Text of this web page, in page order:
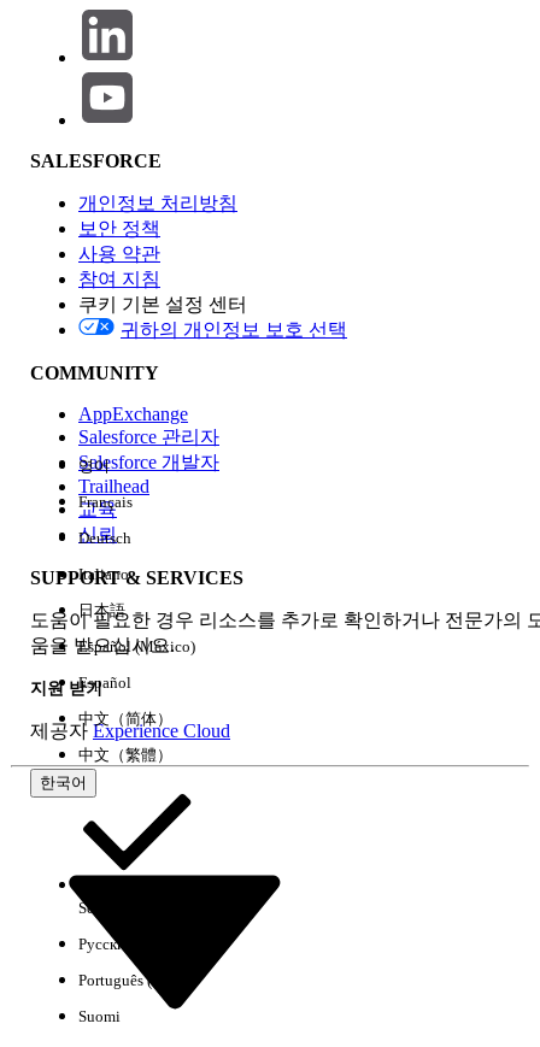
제품 영역
기능 영향
Edition
경험
SALESFORCE
개인정보 처리방침
보안 정책
사용 약관
참여 지침
쿠키 기본 설정 센터
귀하의 개인정보 보호 선택
COMMUNITY
AppExchange
Salesforce 관리자
Salesforce 개발자
Trailhead
교육
신뢰
SUPPORT & SERVICES
도움이 필요한 경우 리소스를 추가로 확인하거나 전문가의
움을 받으십시오.
지원 받기
제공자 Experience Cloud
한국어
영어
Français
Deutsch
Italiano
日本語
Español (México)
Español
中文（简体）
中文（繁體）
Select Org
Русский
Português (Brasil)
Suomi